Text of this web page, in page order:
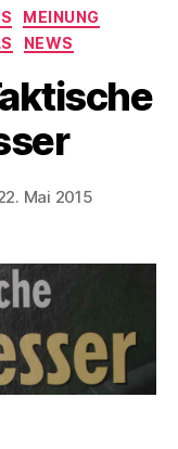
MEINUNG
NEWS
Mai 2015